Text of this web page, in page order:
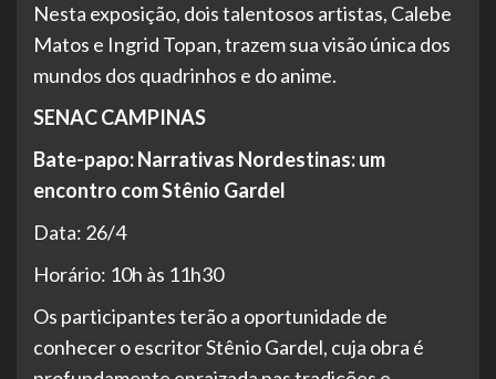
Nesta exposição, dois talentosos artistas, Calebe
Matos e Ingrid Topan, trazem sua visão única dos
mundos dos quadrinhos e do anime.
SENAC CAMPINAS
Bate-papo: Narrativas Nordestinas: um
encontro com Stênio Gardel
Data: 26/4
Horário: 10h às 11h30
Os participantes terão a oportunidade de
conhecer o escritor Stênio Gardel, cuja obra é